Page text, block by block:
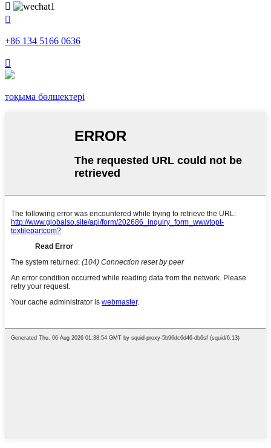


+86 134 5166 0636

тоқыма бөлшектері